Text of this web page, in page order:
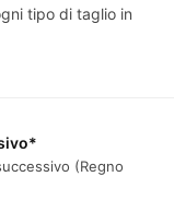
tipo di taglio in
(Regno